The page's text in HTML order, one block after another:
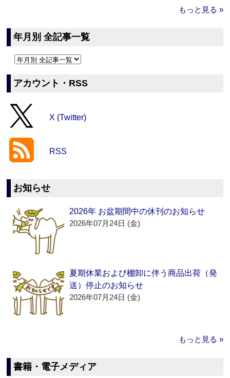
もっと見る »
年月別 全記事一覧
アカウント・RSS
X (Twitter)
RSS
お知らせ
2026年 お盆期間中の休刊のお知らせ
2026年07月24日 (金)
夏期休業および棚卸に伴う商品出荷（発
送）停止のお知らせ
2026年07月24日 (金)
もっと見る »
書籍・電子メディア